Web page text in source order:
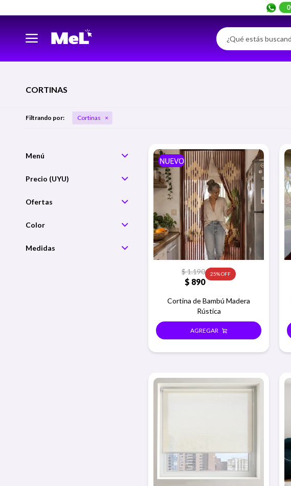
CORTINAS
Filtrando por: Cortinas
$ 890
$1.190 25
Cortina de Bambú Madera
Rústica
Precio
Color
Medidas